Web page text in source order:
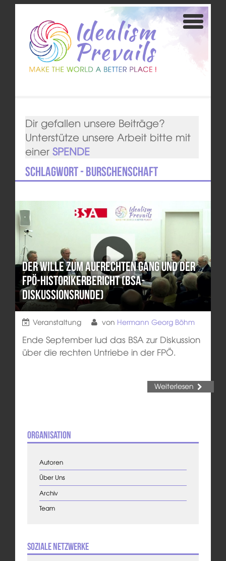
Dir gefallen unsere Beiträge?
Unterstütze unsere Arbeit bitte mit
einer SPENDE
Schlagwort - Burschenschaft
Der Wille zum aufrechten Gang und der
FPÖ-Historikerbericht (BSA-
Diskussionsrunde)
Veranstaltung von Hermann Georg Böhm
Ende September lud das BSA zur Diskussion
über die rechten Untriebe in der FPÖ.
Weiterlesen
Organisation
Autoren
Über Uns
Archiv
Team
Soziale Netzwerke